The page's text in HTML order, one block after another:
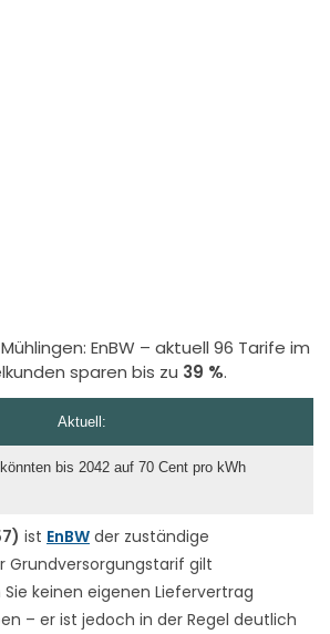
EnBW – aktuell 96 Tarife im
sparen bis zu 39 %.
ist EnBW der zuständige
Grundversorgungstarif gilt
keinen eigenen Liefervertrag
– er ist jedoch in der Regel deutlich
Aktuell:
bis 2042 auf 70 Cent pro kWh